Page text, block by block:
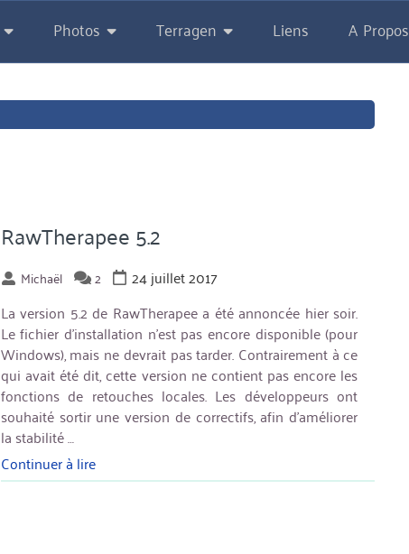
Photos Terragen Liens A Propos
RawTherapee 5.2
Michaël 2
24 juillet 2017
La version 5.2 de RawTherapee a été annoncée hier soir.
Le fichier d’installation n’est pas encore disponible (pour
Windows), mais ne devrait pas tarder. Contrairement à ce
qui avait été dit, cette version ne contient pas encore les
fonctions de retouches locales. Les développeurs ont
souhaité sortir une version de correctifs, afin d’améliorer
la stabilité …
Continuer à lire« RawTherapee
5.2 »